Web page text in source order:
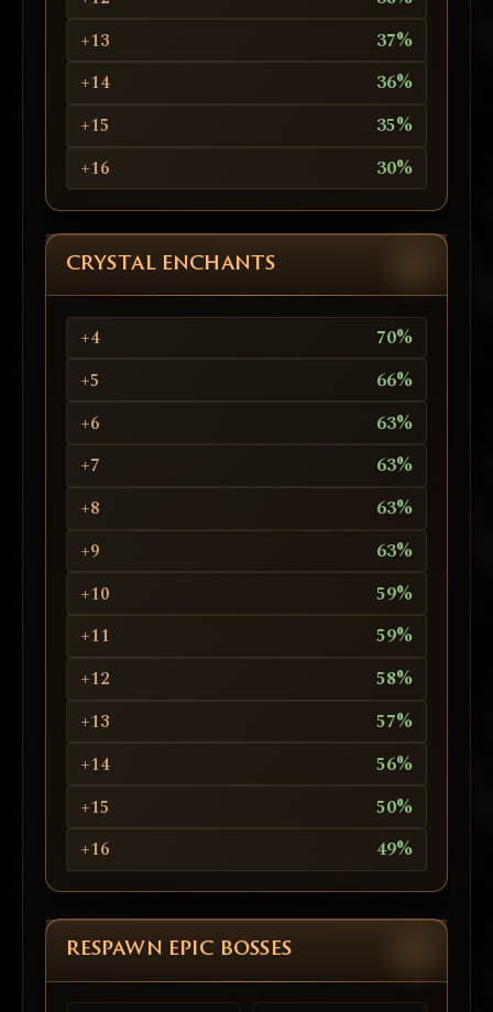
+13
37%
+14
36%
+15
35%
+16
30%
CRYSTAL ENCHANTS
+4
70%
+5
66%
+6
63%
+7
63%
+8
63%
+9
63%
+10
59%
+11
59%
+12
58%
+13
57%
+14
56%
+15
50%
+16
49%
RESPAWN EPIC BOSSES